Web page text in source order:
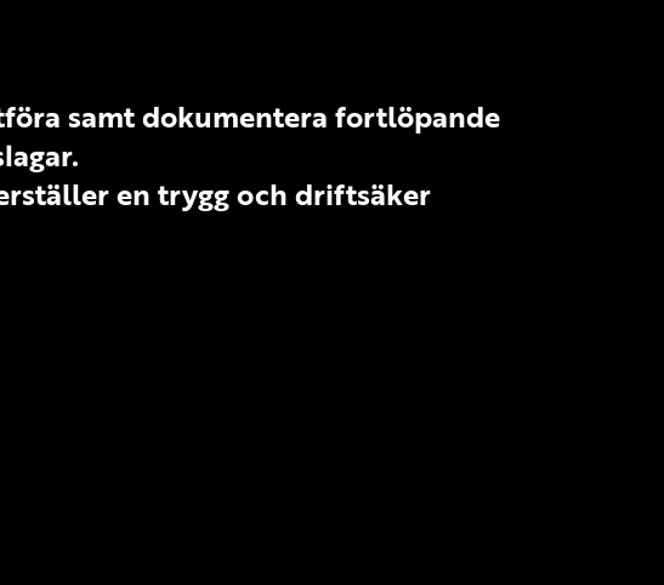
samt dokumentera fortlöpande
en trygg och driftsäker